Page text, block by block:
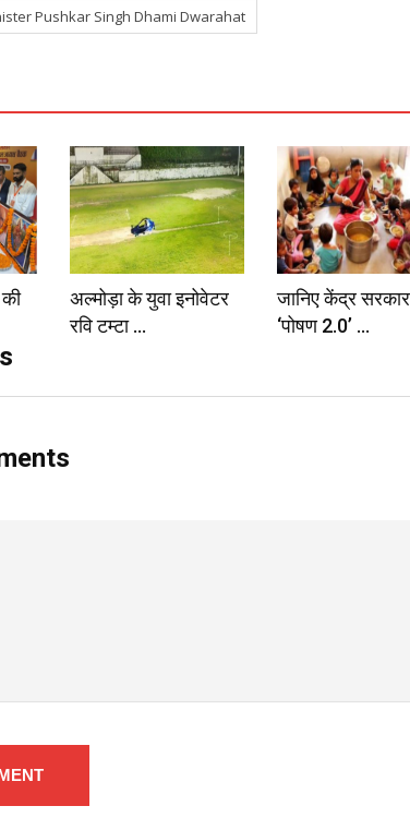
Pushkar Singh Dhami Dwarahat
अल्मोड़ा के युवा इनोवेटर
रवि टम्टा ...
जानिए केंद्र
‘पोषण 2.0’ ...